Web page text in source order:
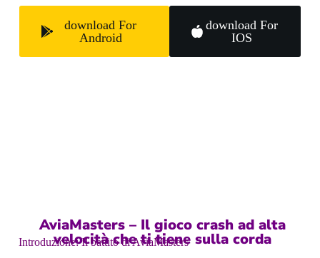
download For
Android
download For
IOS
AviaMasters – Il gioco crash ad alta
velocità che ti tiene sulla corda
Introduzione: Il battito di AviaMasters